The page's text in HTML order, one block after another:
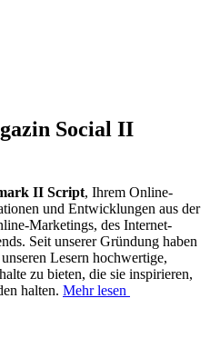
Social II
II Script, Ihrem Online-
und Entwicklungen aus der
Marketings, des Internet-
Seit unserer Gründung haben
Lesern hochwertige,
zu bieten, die sie inspirieren,
halten. Mehr lesen